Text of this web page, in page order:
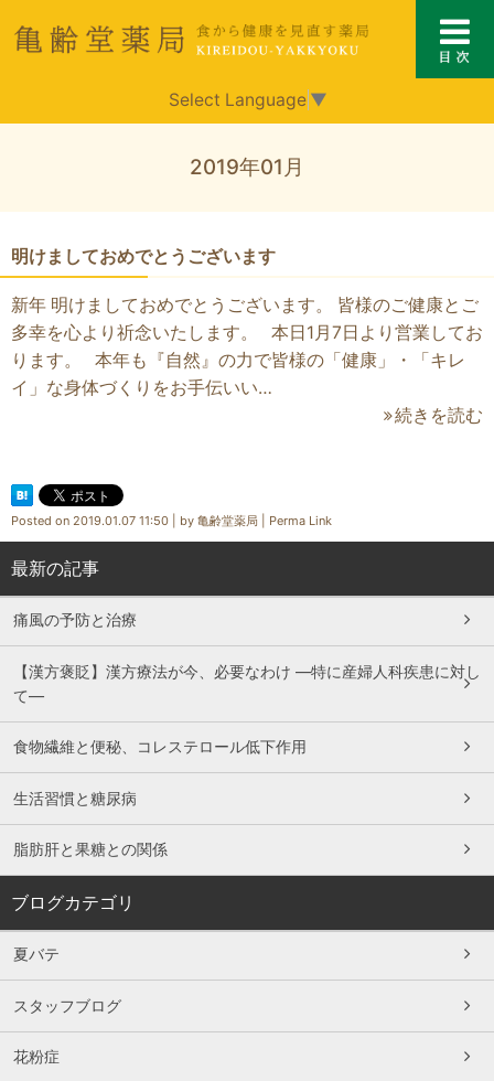
Select Language ▼
2019年01月
明けましておめでとうございます
新年 明けましておめでとうございます。 皆様のご健康とご
多幸を心より祈念いたします。 本日1月7日より営業してお
ります。 本年も『自然』の力で皆様の「健康」・「キレ
イ」な身体づくりをお手伝いい…
続きを読む
Posted on 2019.01.07 11:50 by 亀齢堂薬局 Perma Link
最新の記事
痛風の予防と治療
【漢方褒貶】漢方療法が今、必要なわけ ―特に産婦人科疾患に対し
て―
食物繊維と便秘、コレステロール低下作用
生活習慣と糖尿病
脂肪肝と果糖との関係
ブログカテゴリ
夏バテ
スタッフブログ
花粉症